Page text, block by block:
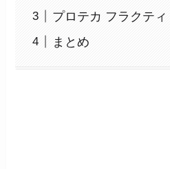
プロテカ フラクティ
まとめ